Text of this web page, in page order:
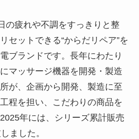
の疲れや不調をすっきりと整
セットできる“からだリペア”を
ブランドです。長年にわたり
マッサージ機器を開発・製造
が、企画から開発、製造に至
程を担い、こだわりの商品を
年には、シリーズ累計販売
ました。